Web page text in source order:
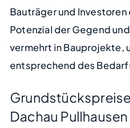
Bauträger und Investoren
Potenzial der Gegend
vermehrt in Bauprojekte,
entsprechend des
Dachau Pullhausen